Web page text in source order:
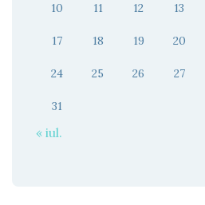
10 11 12 13
17 18 19 20
24 25 26 27
31
« iul.